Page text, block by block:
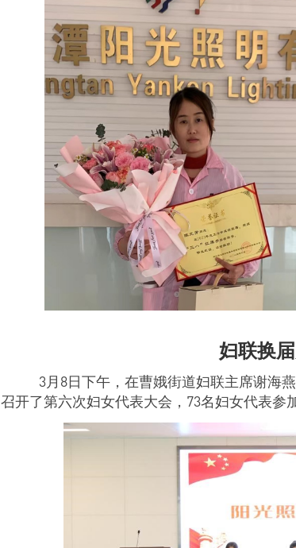
妇联换
3月 8日下午，在曹娥街道妇联主席谢海
召开了第六次妇女代表大会， 73名妇女代表参